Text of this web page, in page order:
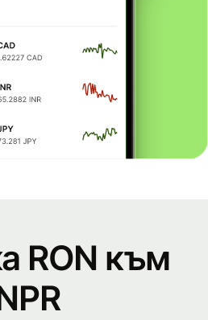
RON към